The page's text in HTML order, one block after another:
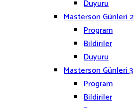
Duyuru
Masterson Günleri 2
Program
Bildiriler
Duyuru
Masterson Günleri 3
Program
Bildiriler